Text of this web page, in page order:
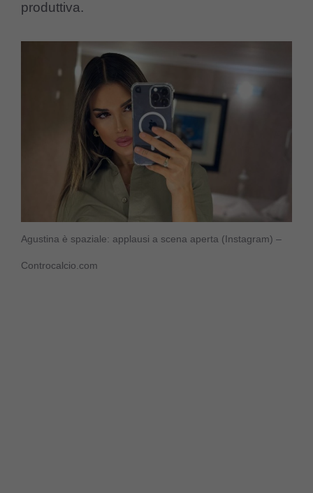
produttiva.
Agustina è spaziale: applausi a scena aperta (Instagram) –
Controcalcio.com